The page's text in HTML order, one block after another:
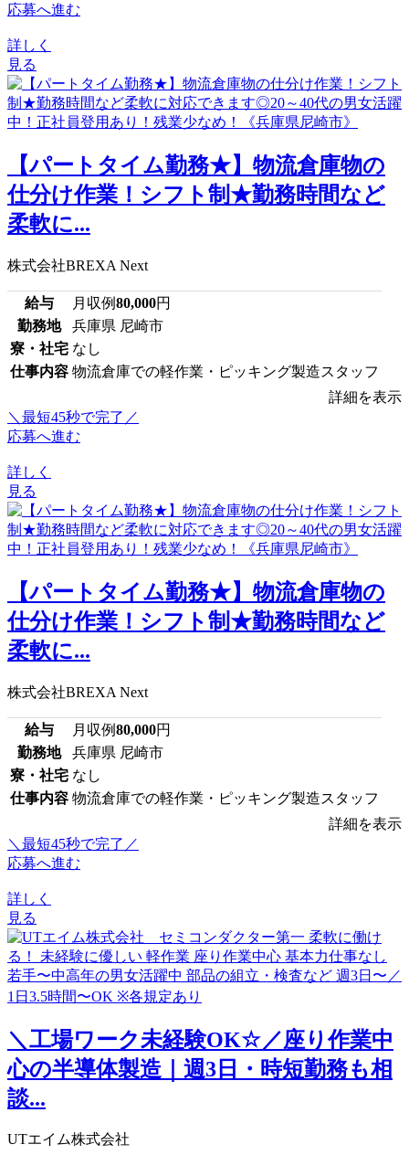
応募へ進む
詳しく
見る
【パートタイム勤務★】物流倉庫物の
仕分け作業！シフト制★勤務時間など
柔軟に...
株式会社BREXA Next
給与 月収例80,000円
勤務地
兵庫県 尼崎市
寮・社宅 なし
仕事内容 物流倉庫での軽作業・ピッキング製造スタッフ
詳細を表示
＼最短45秒で完了／
応募へ進む
詳しく
見る
【パートタイム勤務★】物流倉庫物の
仕分け作業！シフト制★勤務時間など
柔軟に...
株式会社BREXA Next
給与 月収例80,000円
勤務地
兵庫県 尼崎市
寮・社宅 なし
仕事内容 物流倉庫での軽作業・ピッキング製造スタッフ
詳細を表示
＼最短45秒で完了／
応募へ進む
詳しく
見る
＼工場ワーク未経験OK☆／座り作業中
心の半導体製造｜週3日・時短勤務も相
談...
UTエイム株式会社